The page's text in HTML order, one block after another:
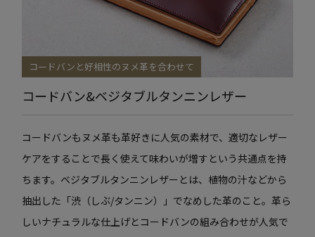
コードバン&ベジタブルタンニンレザー
コードバンと好相性のヌメ革を合わせて
コードバンもヌメ革も革好きに人気の素材で、適切なレザー
ケアをすることで長く使えて味わいが増すという共通点を持
ちます。ベジタブルタンニンレザーとは、植物の汁などから
抽出した「渋（しぶ/タンニン）」でなめした革のこと。革ら
しいナチュラルな仕上げとコードバンの組み合わせが人気で